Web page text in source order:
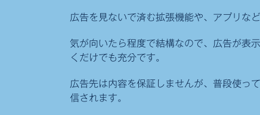
ら
リ
広告を見ないで済む拡張機能や、アプリな
気が向いたら程度で結構なので、広告が表
くだけでも充分です。
広告先は内容を保証しませんが、普段使っ
信されます。